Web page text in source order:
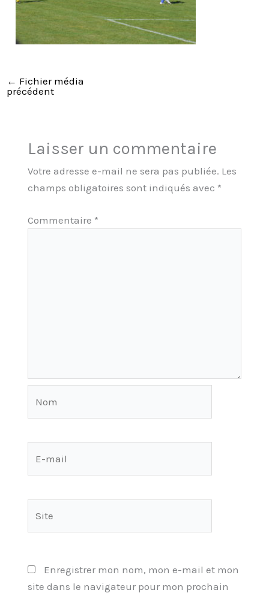
← Fichier média
précédent
Laisser un commentaire
Votre adresse e-mail ne sera pas publiée. Les
champs obligatoires sont indiqués avec *
Commentaire *
Enregistrer mon nom, mon e-mail et mon
site dans le navigateur pour mon prochain